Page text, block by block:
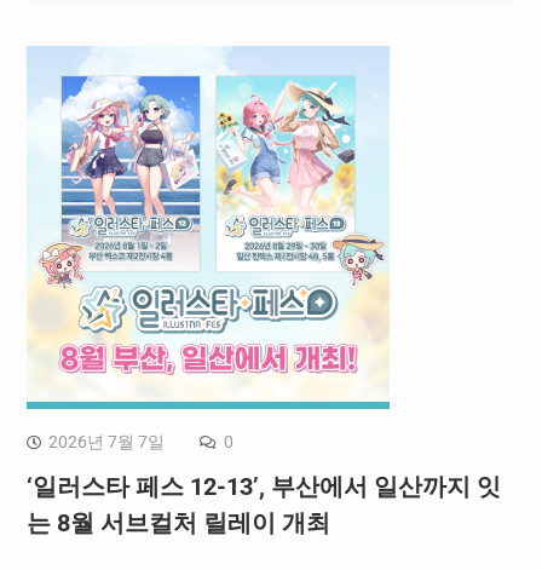
2026년 7월 7일 0
‘일러스타 페스 12-13’, 부산에서 일산까지 잇
는 8월 서브컬처 릴레이 개최